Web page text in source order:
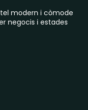
modern i còmode
negocis i estades